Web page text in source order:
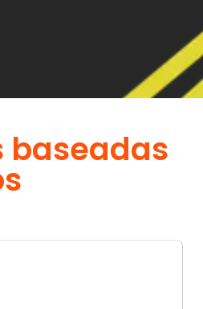
baseadas